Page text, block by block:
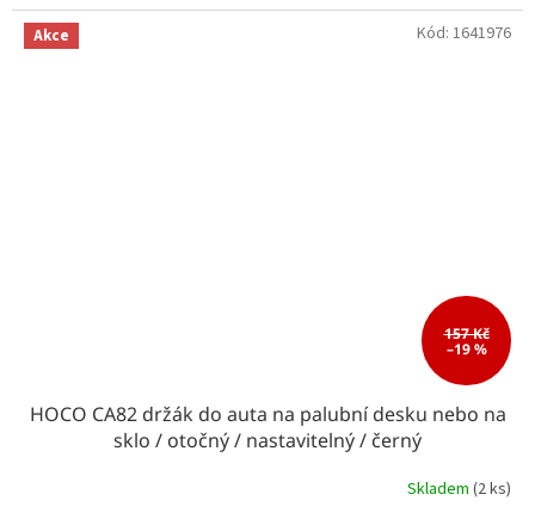
Akce
157 Kč
–19 %
HOCO CA82 držák do auta na palubní desku nebo na
sklo / otočný / nastavitelný / černý
Skladem (2 ks)
Kód: 1641976